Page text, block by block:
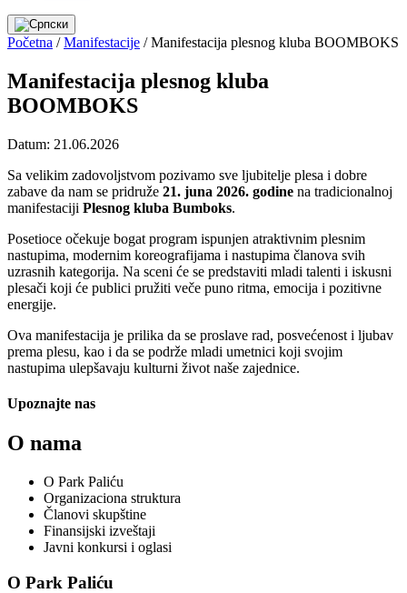
Početna / Manifestacije / Manifestacija plesnog kluba BOOMBOKS
Manifestacija plesnog kluba
BOOMBOKS
Datum: 21.06.2026
Sa velikim zadovoljstvom pozivamo sve ljubitelje plesa i dobre
zabave da nam se pridruže 21. juna 2026. godine na tradicionalnoj
manifestaciji Plesnog kluba Bumboks.
Posetioce očekuje bogat program ispunjen atraktivnim plesnim
nastupima, modernim koreografijama i nastupima članova svih
uzrasnih kategorija. Na sceni će se predstaviti mladi talenti i iskusni
plesači koji će publici pružiti veče puno ritma, emocija i pozitivne
energije.
Ova manifestacija je prilika da se proslave rad, posvećenost i ljubav
prema plesu, kao i da se podrže mladi umetnici koji svojim
nastupima ulepšavaju kulturni život naše zajednice.
Upoznajte nas
O nama
O Park Paliću
Organizaciona struktura
Članovi skupštine
Finansijski izveštaji
Javni konkursi i oglasi
O Park Paliću